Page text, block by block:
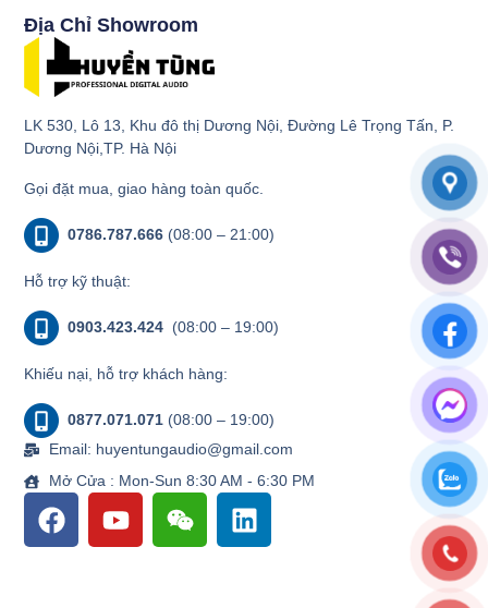
Địa Chỉ Showroom
LK 530, Lô 13, Khu đô thị Dương Nội, Đường Lê Trọng Tấn, P.
Dương Nội,TP. Hà Nội
Gọi đặt mua, giao hàng toàn quốc.
0786.787.666 (08:00 – 21:00)
Hỗ trợ kỹ thuật:
0903.423.424 (08:00 – 19:00)
Khiếu nại, hỗ trợ khách hàng:
0877.071.071 (08:00 – 19:00)
Email: huyentungaudio@gmail.com
Mở Cửa : Mon-Sun 8:30 AM - 6:30 PM